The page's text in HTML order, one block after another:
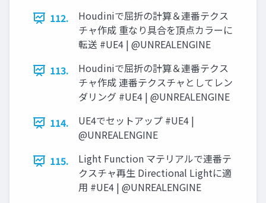
112.
Houdiniで屈折の計算＆連番テクス
チャ作成 重なり具合を頂点カラーに
転送 #UE4 | @UNREALENGINE
113.
Houdiniで屈折の計算＆連番テクス
チャ作成 連番テクスチャとしてレン
ダリング #UE4 | @UNREALENGINE
114.
UE4でセットアップ #UE4 |
@UNREALENGINE
115.
Light Function マテリアルで連番テ
クスチャ再生 Directional Lightに適
用 #UE4 | @UNREALENGINE